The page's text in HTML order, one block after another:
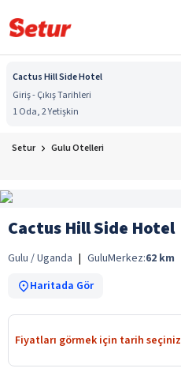
Cactus Hill Side Hotel
Giriş - Çıkış Tarihleri
1 Oda, 2 Yetişkin
Setur Gulu Otelleri
Cactus Hill Side Hotel
Gulu / Uganda | GuluMerkez:62 km
Haritada Gör
Fiyatları görmek için tarih seçiniz